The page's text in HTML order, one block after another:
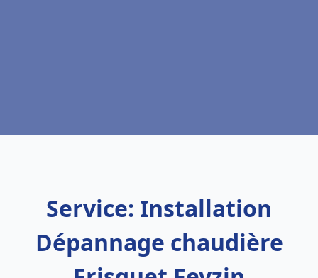
Service: Installation
Dépannage chaudière